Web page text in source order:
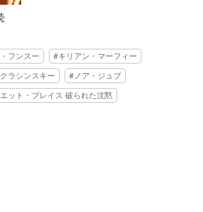
フンスー
キリアン・マーフィー
ラシンスキー
ノア・ジュプ
ット・プレイス 破られた沈黙